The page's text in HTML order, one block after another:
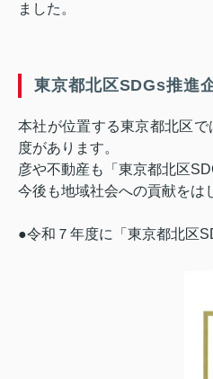
ました。
東京都北区SDGs推進
本社が位置する東京都北区
度があります。
彦や不動産も「東京都北区
今後も地域社会への貢献をは
●令和７年度に「東京都北区